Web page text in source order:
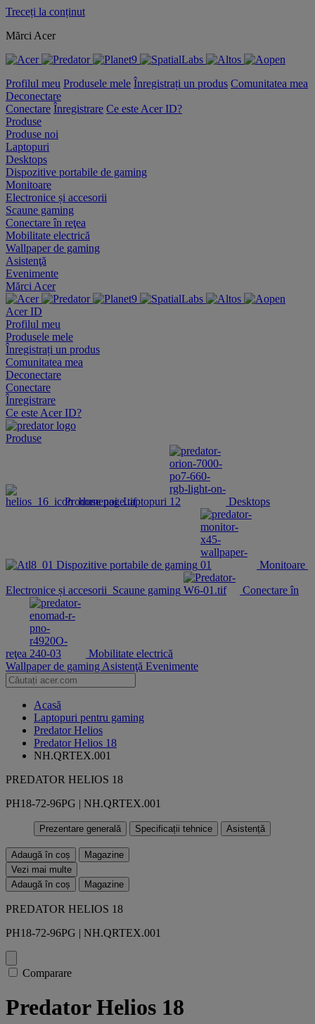
Treceți la conținut
Mărci Acer
Profilul meu Produsele mele Înregistrați un produs Comunitatea mea
Deconectare
Conectare Înregistrare Ce este Acer ID?
Produse
Produse noi
Laptopuri
Desktops
Dispozitive portabile de gaming
Monitoare
Electronice și accesorii
Scaune gaming
Conectare în reţea
Mobilitate electrică
Wallpaper de gaming
Asistenţă
Evenimente
Mărci Acer
Acer ID
Profilul meu
Produsele mele
Înregistrați un produs
Comunitatea mea
Deconectare
Conectare
Înregistrare
Ce este Acer ID?
Produse
Produse noi Laptopuri Desktops
Dispozitive portabile de gaming Monitoare
Electronice și accesorii Scaune gaming Conectare în
reţea
Mobilitate electrică
Wallpaper de gaming Asistenţă Evenimente
Acasă
Laptopuri pentru gaming
Predator Helios
Predator Helios 18
NH.QRTEX.001
PREDATOR HELIOS 18
PH18-72-96PG | NH.QRTEX.001
Prezentare generală Specificații tehnice Asistență
Adaugă în coș
Magazine
Vezi mai multe
Adaugă în coș
Magazine
PREDATOR HELIOS 18
PH18-72-96PG | NH.QRTEX.001
Comparare
Predator Helios 18